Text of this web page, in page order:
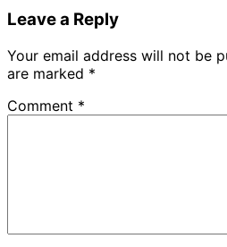
Leave a Reply
Your email address will not be
are marked *
Comment *